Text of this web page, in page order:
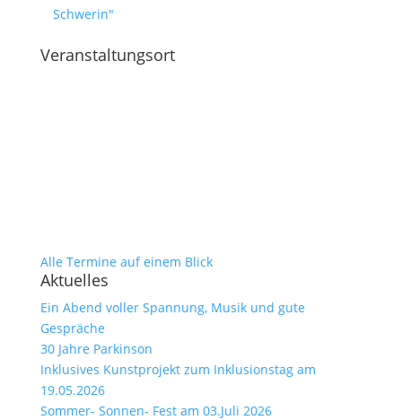
Schwerin"
Veranstaltungsort
Alle Termine auf einem Blick
Aktuelles
Ein Abend voller Spannung, Musik und gute
Gespräche
30 Jahre Parkinson
Inklusives Kunstprojekt zum Inklusionstag am
19.05.2026
Sommer- Sonnen- Fest am 03.Juli 2026